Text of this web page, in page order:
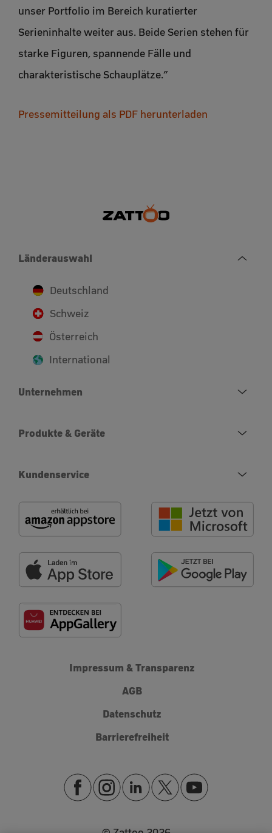
unser Portfolio im Bereich kuratierter
Serieninhalte weiter aus. Beide Serien stehen für
starke Figuren, spannende Fälle und
charakteristische Schauplätze.”
Pressemitteilung als PDF herunterladen
Länderauswahl
Deutschland
Schweiz
Österreich
International
Unternehmen
Produkte & Geräte
Kundenservice
Impressum & Transparenz
AGB
Datenschutz
Barrierefreiheit